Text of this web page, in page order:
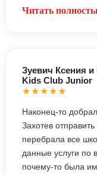
Читать
Зуевич Ксения
Kids Club Junior
★★★★★
Наконец-то
Захотев
перебрала все
данные услуги по
почему-то была